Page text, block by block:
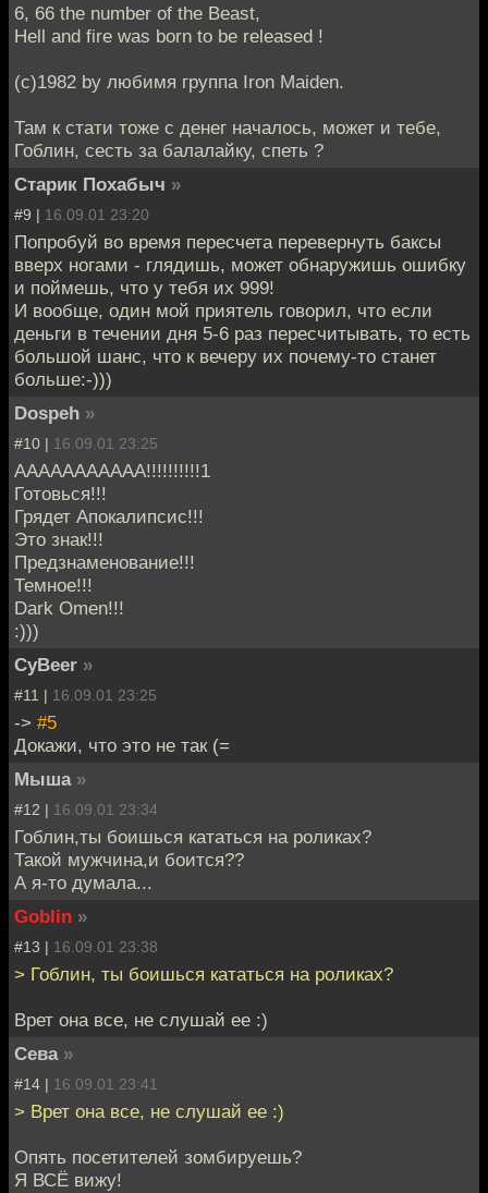
6, 66 the number of the Beast,
Hell and fire was born to be released !
(c)1982 by любимя группа Iron Maiden.
Там к стати тоже с денег началось, может и тебе,
Гоблин, сесть за балалайку, спеть ?
Старик Похабыч »
#9 | 16.09.01 23:20
Попробуй во время пересчета перевернуть баксы
вверх ногами - глядишь, может обнаружишь ошибку
и поймешь, что у тебя их 999!
И вообще, один мой приятель говорил, что если
деньги в течении дня 5-6 раз пересчитывать, то есть
большой шанс, что к вечеру их почему-то станет
больше:-)))
Dospeh »
#10 | 16.09.01 23:25
ААААААААААА!!!!!!!!!!1
Готовься!!!
Грядет Апокалипсис!!!
Это знак!!!
Предзнаменование!!!
Темное!!!
Dark Omen!!!
:)))
CyBeer »
#11 | 16.09.01 23:25
-> #5
Докажи, что это не так (=
Мыша »
#12 | 16.09.01 23:34
Гоблин,ты боишься кататься на роликах?
Такой мужчина,и боится??
А я-то думала...
Goblin »
#13 | 16.09.01 23:38
> Гоблин, ты боишься кататься на роликах?
Врет она все, не слушай ее :)
Сева »
#14 | 16.09.01 23:41
> Врет она все, не слушай ее :)
Опять посетителей зомбируешь?
Я ВСЁ вижу!